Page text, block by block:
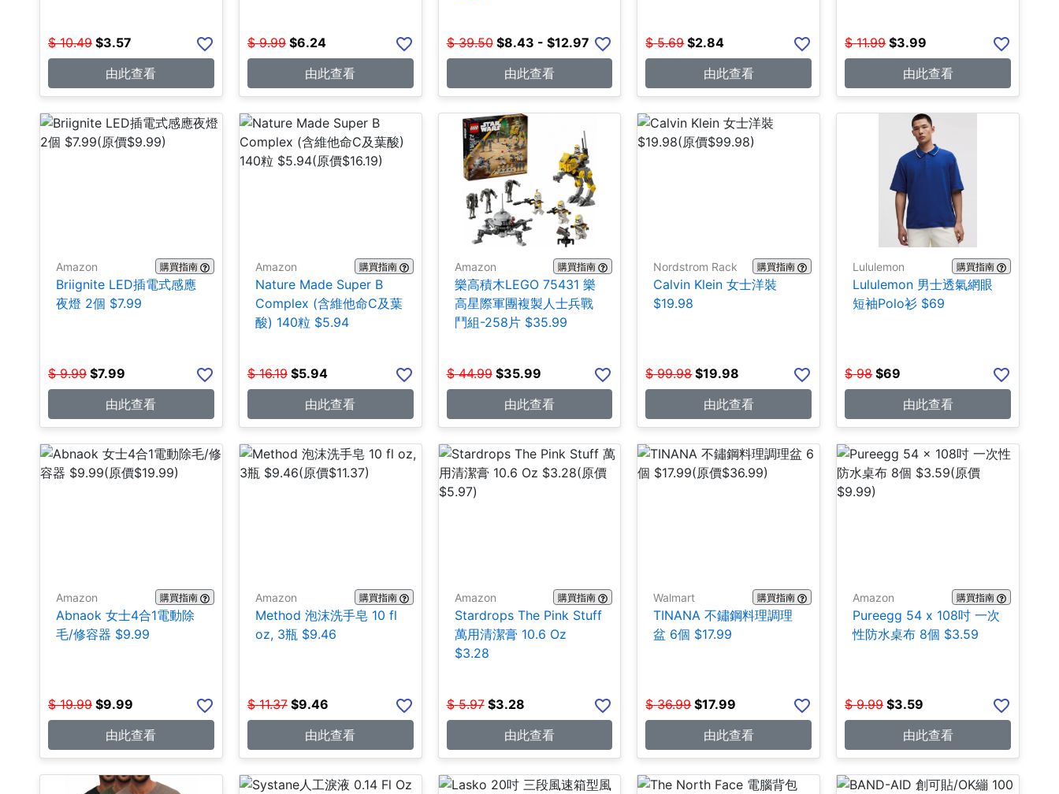
$ 10.49 $3.57
由此查看
$ 9.99 $6.24
由此查看
$ 39.50 $8.43 - $12.97
由此查看
$ 5.69 $2.84
由此查看
$ 11.99 $3.99
由此查看
Amazon 購買指南
Briignite LED插電式感應
夜燈 2個 $7.99
$ 9.99 $7.99
由此查看
Amazon 購買指南
Nature Made Super B
Complex (含維他命C及葉
酸) 140粒 $5.94
$ 16.19 $5.94
由此查看
Amazon 購買指南
樂高積木LEGO 75431 樂
高星際軍團複製人士兵戰
鬥組-258片 $35.99
$ 44.99 $35.99
由此查看
Nordstrom Rack 購買指南
Calvin Klein 女士洋裝
$19.98
$ 99.98 $19.98
由此查看
Lululemon 購買指南
Lululemon 男士透氣網眼
短袖Polo衫 $69
$ 98 $69
由此查看
Amazon 購買指南
Abnaok 女士4合1電動除
毛/修容器 $9.99
$ 19.99 $9.99
由此查看
Amazon 購買指南
Method 泡沫洗手皂 10 fl
oz, 3瓶 $9.46
$ 11.37 $9.46
由此查看
Amazon 購買指南
Stardrops The Pink Stuff
萬用清潔膏 10.6 Oz
$3.28
$ 5.97 $3.28
由此查看
Walmart 購買指南
TINANA 不鏽鋼料理調理
盆 6個 $17.99
$ 36.99 $17.99
由此查看
Amazon 購買指南
Pureegg 54 x 108吋 一次
性防水桌布 8個 $3.59
$ 9.99 $3.59
由此查看